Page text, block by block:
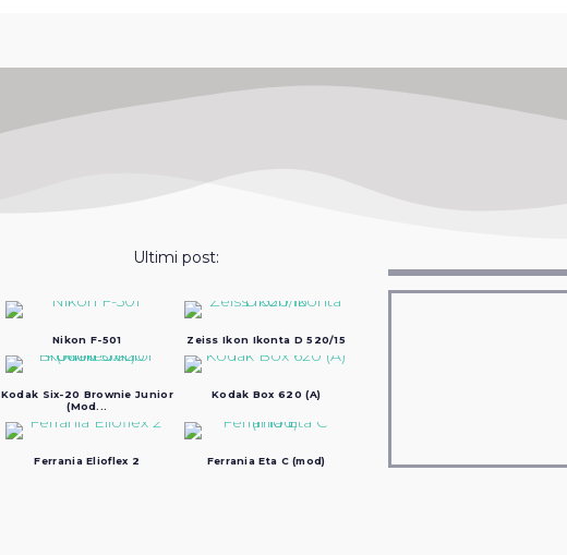
Ultimi post:
Nikon F-501 Zeiss Ikon Ikonta D 520/15
Kodak Six-20 Brownie Junior
(Mod...
Kodak Box 620 (A)
Ferrania Elioflex 2 Ferrania Eta C (mod)